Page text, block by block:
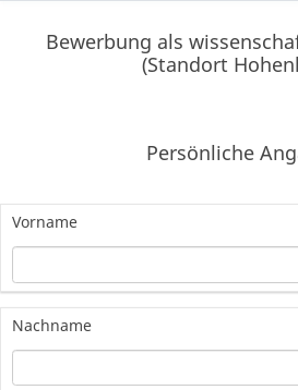
Bewerbung als
(Standort
Persönliche
Vorname
Nachname